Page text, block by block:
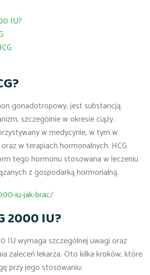
IU?
gonadotropowy, jest substancją
szczególnie w okresie ciąży.
w medycynie, w tym w
w terapiach hormonalnych. HCG
tego hormonu stosowana w leczeniu
z gospodarką hormonalną.
iu-jak-brac/
2000 IU?
IU wymaga szczególnej uwagi oraz
zaleceń lekarza. Oto kilka kroków, które
przy jego stosowaniu: